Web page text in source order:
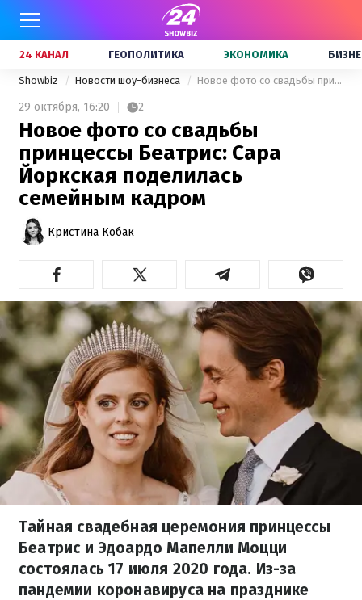
24 КАНАЛ ГЕОПОЛИТИКА ЭКОНОМИКА
Showbiz Новости шоу-бизнеса Новое фото со свадьбы принцессы Беатрис: Сара Йоркская поделилась семейным кадром
29 октября, 16:20 2
Новое фото со свадьбы
принцессы Беатрис: Сара
Йоркская поделилась
семейным кадром
Кристина Кобак
Тайная свадебная церемония принцессы
Беатрис и Эдоардо Мапелли Моцци
состоялась 17 июля 2020 года. Из-за
пандемии коронавируса на празднике